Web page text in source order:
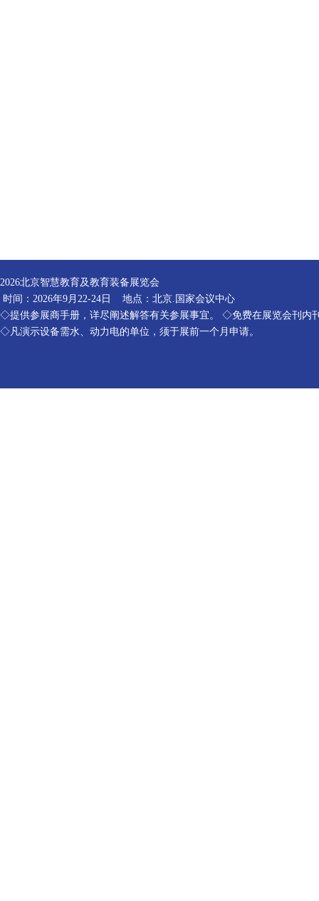
2026北京智慧教育及教育装备展览会
时间：2026年9月22-24日 地点：北京.国家会议中心
◇提供参展商手册，详尽阐述解答有关参展事宜。 ◇免费在展览会刊内
◇凡演示设备需水、动力电的单位，须于展前一个月申请。